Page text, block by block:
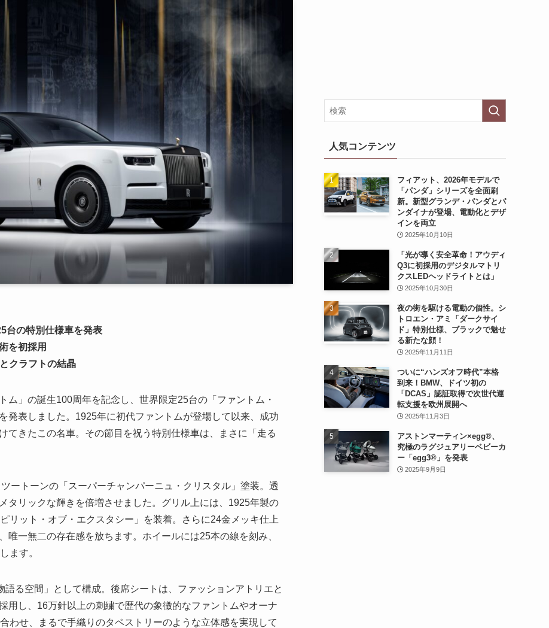
台の特別仕様車を発表
を初採用
クラフトの結晶
ム」の誕生100周年を記念し、世界限定25台の「ファントム・
発表しました。1925年に初代ファントムが登場して以来、成功
てきたこの名車。その節目を祝う特別仕様車は、まさに「走る
ートーンの「スーパーチャンパーニュ・クリスタル」塗装。透
タリックな輝きを倍増させました。グリル上には、1925年製の
リット・オブ・エクスタシー」を装着。さらに24金メッキ仕上
一無二の存在感を放ちます。ホイールには25本の線を刻み、
ます。
る空間」として構成。後席シートは、ファッションアトリエと
用し、16万針以上の刺繍で歴代の象徴的なファントムやオーナ
わせ、まるで手織りのタペストリーのような立体感を実現して
人気コンテンツ
フィアット、2026年モデルで
「パンダ」シリーズを全面刷
新。新型グランデ・パンダとパ
ンダイナが登場、電動化とデザ
インを両立
2025年10月10日
「光が導く安全革命！アウディ
Q3に初採用のデジタルマトリ
クスLEDヘッドライトとは」
2025年10月30日
夜の街を駆ける電動の個性。シ
トロエン・アミ「ダークサイ
ド」特別仕様、ブラックで魅せ
る新たな顔！
2025年11月11日
ついに“ハンズオフ時代”本格
到来！BMW、ドイツ初の
「DCAS」認証取得で次世代運
転支援を欧州展開へ
2025年11月3日
アストンマーティン×egg®、
究極のラグジュアリーベビーカ
ー「egg3®」を発表
2025年9月9日